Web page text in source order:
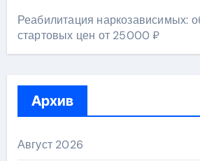
Реабилитация наркозависимых:
стартовых цен от 25000 ₽
Архив
Август 2026